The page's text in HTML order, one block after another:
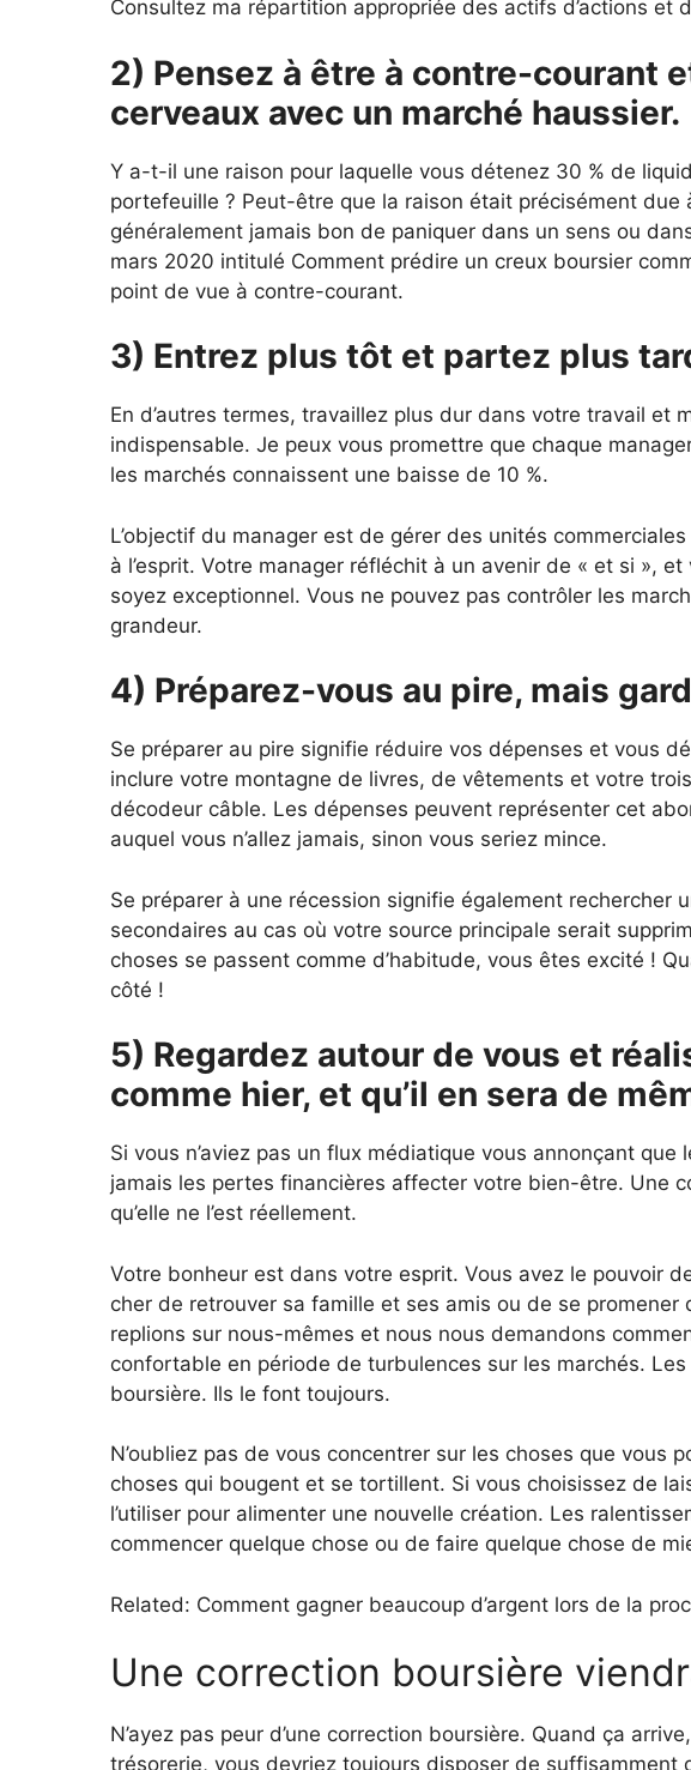
Consultez ma répartition appropriée des actifs d’actions et
2) Pensez à être à contre-courant
cerveaux avec un marché haussier.
Y a-t-il une raison pour laquelle vous détenez 30 % de
portefeuille ? Peut-être que la raison était précisément due
généralement jamais bon de paniquer dans un sens ou
mars 2020 intitulé Comment prédire un creux boursier
point de vue à contre-courant.
3) Entrez plus tôt et partez plus
En d’autres termes, travaillez plus dur dans votre travail et
indispensable. Je peux vous promettre que chaque
les marchés connaissent une baisse de 10 %.
L’objectif du manager est de gérer des unités
à l’esprit. Votre manager réfléchit à un avenir de « et si »,
soyez exceptionnel. Vous ne pouvez pas contrôler les
grandeur.
4) Préparez-vous au pire, mais
Se préparer au pire signifie réduire vos dépenses et vous
inclure votre montagne de livres, de vêtements et votre
décodeur câble. Les dépenses peuvent représenter cet
auquel vous n’allez jamais, sinon vous seriez mince.
Se préparer à une récession signifie également rechercher
secondaires au cas où votre source principale serait
choses se passent comme d’habitude, vous êtes excité !
côté !
5) Regardez autour de vous et
comme hier, et qu’il en sera de
Si vous n’aviez pas un flux médiatique vous annonçant
jamais les pertes financières affecter votre bien-être. Une
qu’elle ne l’est réellement.
Votre bonheur est dans votre esprit. Vous avez le pouvoir
cher de retrouver sa famille et ses amis ou de se promener
replions sur nous-mêmes et nous nous demandons
confortable en période de turbulences sur les marchés.
boursière. Ils le font toujours.
N’oubliez pas de vous concentrer sur les choses que vous
choses qui bougent et se tortillent. Si vous choisissez de
l’utiliser pour alimenter une nouvelle création. Les
commencer quelque chose ou de faire quelque chose de
Related: Comment gagner beaucoup d’argent lors de la
Une correction boursière
N’ayez pas peur d’une correction boursière. Quand ça
trésorerie, vous devriez toujours disposer de